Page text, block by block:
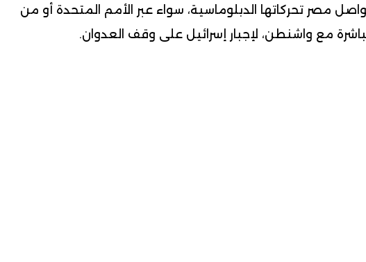
مصر تحركاتها الدبلوماسية، سواء عبر الأمم المتحدة أو من
مع واشنطن، لإجبار إسرائيل على وقف العدوان.